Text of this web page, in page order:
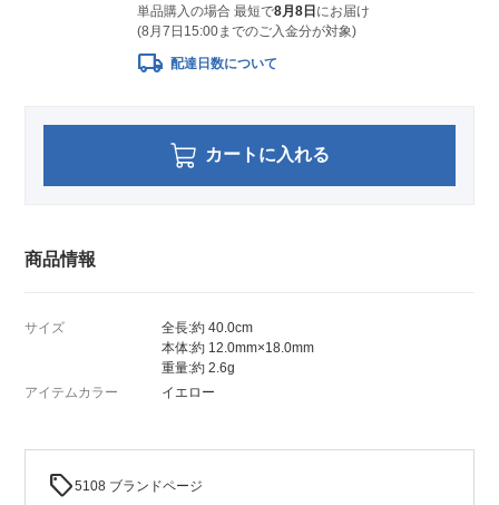
単品購入の場合 最短で8月8日 にお届け
(8月7日15:00までのご入金分が対象)
local_shipping 配達日数について
カートに入れる
商品情報
サイズ
全長:約 40.0cm
本体:約 12.0mm×18.0mm
重量:約 2.6g
アイテムカラー
イエロー
sell5108 ブランドページ